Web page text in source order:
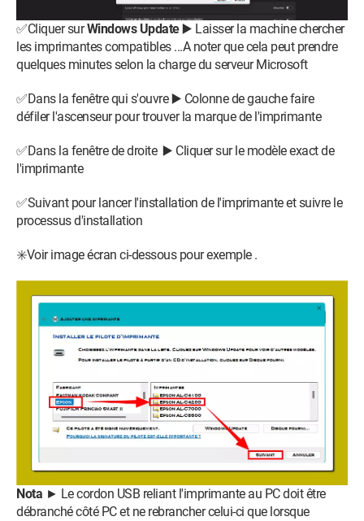
✅Cliquer surWindows Update▶️ Laisser la machine chercher
les imprimantes compatibles ...A noter que cela peut prendre
quelques minutes selon la charge du serveur Microsoft
✅Dans la fenêtre qui s'ouvre ▶️ Colonne de gauche faire
défiler l'ascenseur pour trouver la marque de l'imprimante
✅Dans la fenêtre de droite ▶️ Cliquer sur le modèle exact de
l'imprimante
✅Suivant pour lancer l'installation de l'imprimante et suivre le
processus d'installation
✳️Voir image écran ci-dessous pour exemple .
Nota ► Le cordon USB reliant l'imprimante au PC doit être
débranché côté PC et ne rebrancher celui-ci que lorsque